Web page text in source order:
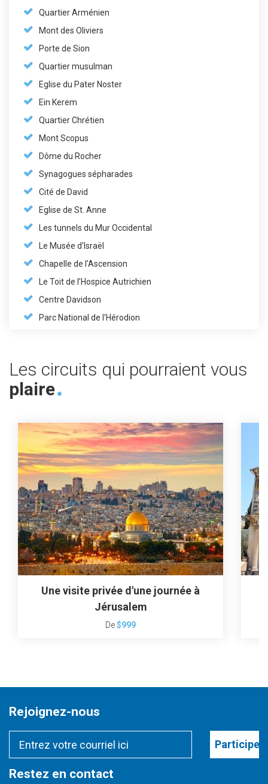
Quartier Arménien
Mont des Oliviers
Porte de Sion
Quartier musulman
Eglise du Pater Noster
Ein Kerem
Quartier Chrétien
Mont Scopus
Dôme du Rocher
Synagogues sépharades
Cité de David
Eglise de St. Anne
Les tunnels du Mur Occidental
Le Musée d'Israël
Chapelle de l'Ascension
Le Toit de l’Hospice Autrichien
Centre Davidson
Parc National de l'Hérodion
Les circuits qui pourraient vous
plaire
Une visite privée d'une journée à
Jérusalem
De$999
Rejoignez-nous
Participer
Restez en contact